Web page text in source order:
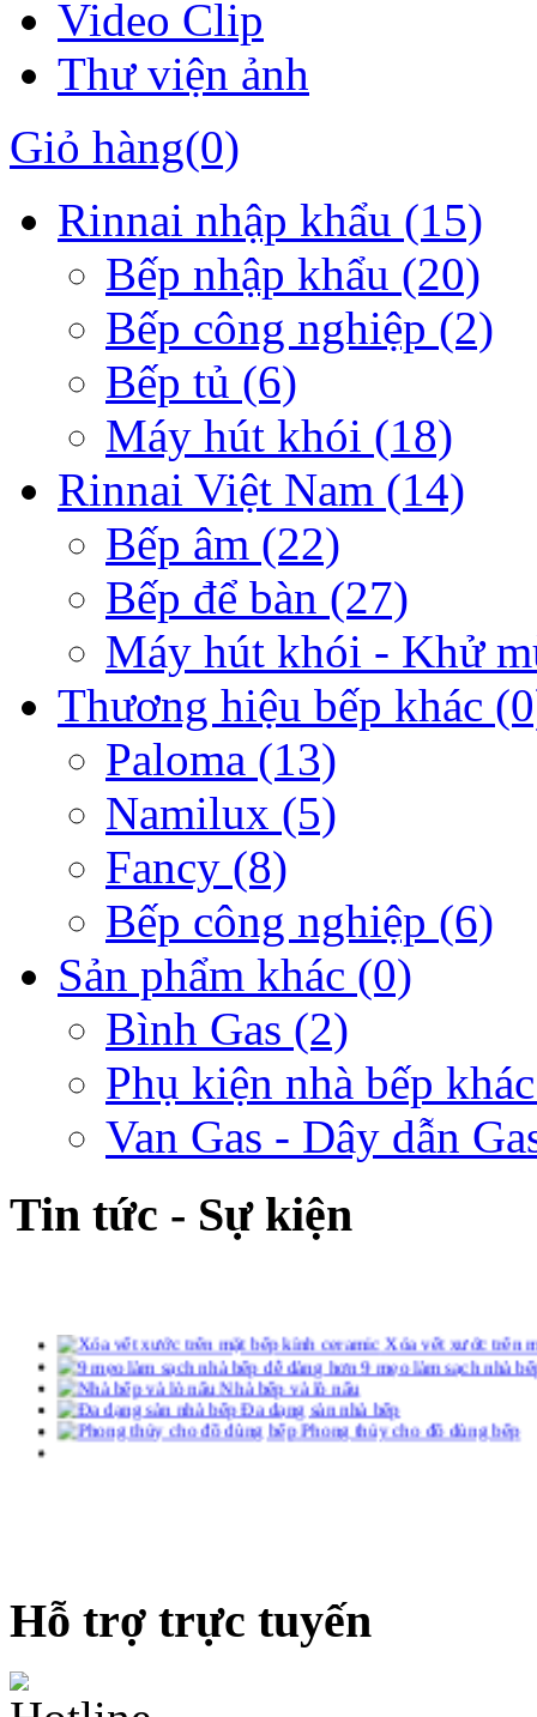
Video Clip
Thư viện ảnh
Giỏ hàng(0)
Rinnai nhập khẩu (15)
Bếp nhập khẩu (20)
Bếp công nghiệp (2)
Bếp tủ (6)
Máy hút khói (18)
Rinnai Việt Nam (14)
Bếp âm (22)
Bếp để bàn (27)
Máy hút khói - Khử
Thương hiệu bếp khác
Paloma (13)
Namilux (5)
Fancy (8)
Bếp công nghiệp (6)
Sản phẩm khác (0)
Bình Gas (2)
Phụ kiện nhà bếp khác
Van Gas - Dây dẫn
Tin tức - Sự kiện
Nhà bếp và lò nấu
Đa dạng sàn nhà bếp
Phong thủy cho đồ dùng bếp
Hỗ trợ trực tuyến